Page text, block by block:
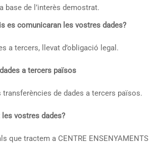
base de l’interès demostrat.
es comunicaran les vostres dades?
a tercers, llevat d’obligació legal.
a tercers països
de dades a tercers països.
vostres dades?
que tractem a CENTRE ENSENYAMENTS